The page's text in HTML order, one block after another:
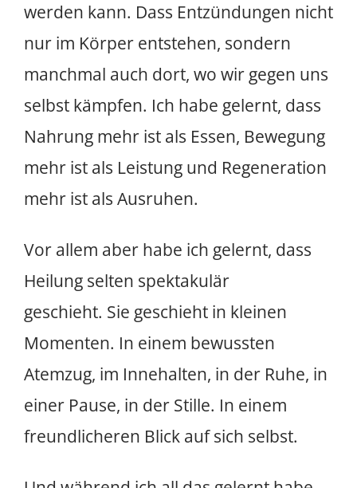
werden kann. Dass Entzündungen nicht
nur im Körper entstehen, sondern
manchmal auch dort, wo wir gegen uns
selbst kämpfen. Ich habe gelernt, dass
Nahrung mehr ist als Essen, Bewegung
mehr ist als Leistung und Regeneration
mehr ist als Ausruhen.
Vor allem aber habe ich gelernt, dass
Heilung selten spektakulär
geschieht. Sie geschieht in kleinen
Momenten. In einem bewussten
Atemzug, im Innehalten, in der Ruhe, in
einer Pause, in der Stille. In einem
freundlicheren Blick auf sich selbst.